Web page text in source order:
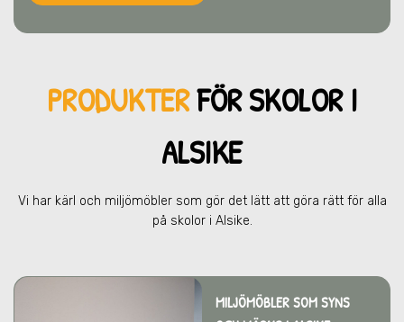
PRODUKTERFÖR SKOLOR I
ALSIKE
Vi har kärl och miljömöbler som gör det lätt att göra rätt för alla
på skolor i Alsike.
MILJÖMÖBLER SOM SYNS